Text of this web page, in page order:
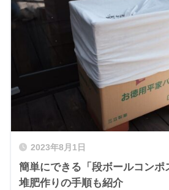
2023年8月1日
簡単にできる「段ボールコンポ
堆肥作りの手順も紹介